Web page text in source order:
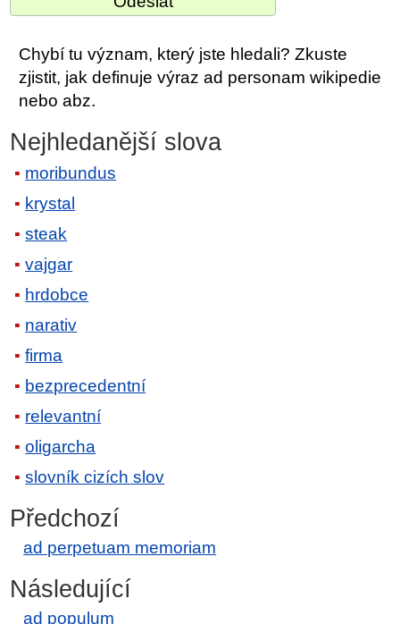
Chybí tu význam, který jste hledali? Zkuste
zjistit, jak definuje výraz ad personam wikipedie
nebo abz.
Nejhledanější slova
moribundus
krystal
steak
vajgar
hrdobce
narativ
firma
bezprecedentní
relevantní
oligarcha
slovník cizích slov
Předchozí
ad perpetuam memoriam
Následující
ad populum